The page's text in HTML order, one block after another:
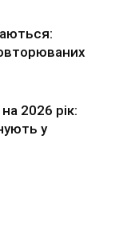
2026 рік:
у